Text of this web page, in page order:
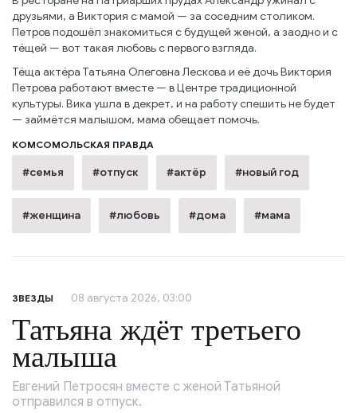
друзьями, а Виктория с мамой — за соседним столиком.
Петров подошёл знакомиться с будущей женой, а заодно и с
тёщей — вот такая любовь с первого взгляда.
Тёща актёра Татьяна Олеговна Лескова и её дочь Виктория
Петрова работают вместе — в Центре традиционной
культуры. Вика ушла в декрет, и на работу спешить не будет
— займётся малышом, мама обещает помочь.
КОМСОМОЛЬСКАЯ ПРАВДА
#семья #отпуск #актёр #новый год
#женщина #любовь #дома #мама
ЗВЕЗДЫ 08 августа 2026, 03:00
Татьяна ждёт третьего
малыша
Евгений Петросян вместе с женой Татьяной
отправился в отпуск.